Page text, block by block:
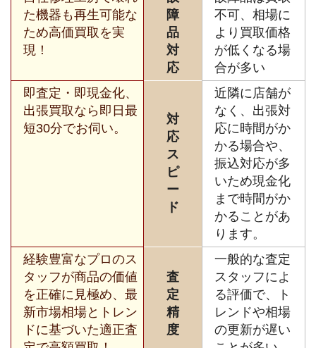
た機器も再生可能な
ため高価買取を実
現！
障
品
対
応
不可、相場に
より買取価格
が低くなる場
合が多い
即査定・即現金化、
出張買取なら即日最
短30分でお伺い。
対
応
ス
ピ
ー
ド
近隣に店舗が
なく、出張対
応に時間がか
かる場合や、
振込対応が多
いため現金化
まで時間がか
かることがあ
ります。
経験豊富なプロのス
タッフが商品の価値
を正確に見極め、最
新市場相場とトレン
ドに基づいた適正査
査
定
精
度
一般的な査定
スタッフによ
る評価で、ト
レンドや相場
の更新が遅い